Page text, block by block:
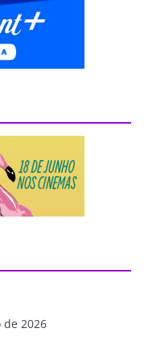
de 2026